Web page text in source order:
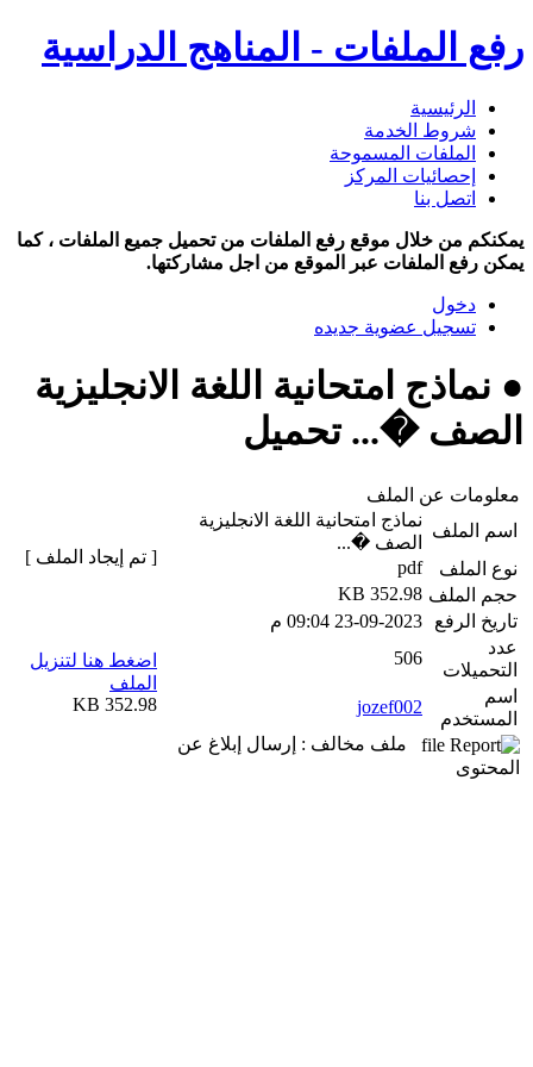
رفع الملفات - المناهج الدراسية
الرئيسية
شروط الخدمة
الملفات المسموحة
إحصائيات المركز
اتصل بنا
يمكنكم من خلال موقع رفع الملفات من تحميل جميع الملفات ، كما
يمكن رفع الملفات عبر الموقع من اجل مشاركتها.
دخول
تسجيل عضوية جديده
● نماذج امتحانية اللغة الانجليزية
الصف �... تحميل
معلومات عن الملف
اسم الملف
نماذج امتحانية اللغة الانجليزية
الصف �...
نوع الملف
pdf
حجم الملف 352.98 KB
تاريخ الرفع
23-09-2023 09:04 م
عدد
التحميلات
506
اسم
المستخدم
jozef002
ملف مخالف : إرسال إبلاغ عن
المحتوى
[ تم إيجاد الملف ]
اضغط هنا لتنزيل
الملف
352.98 KB